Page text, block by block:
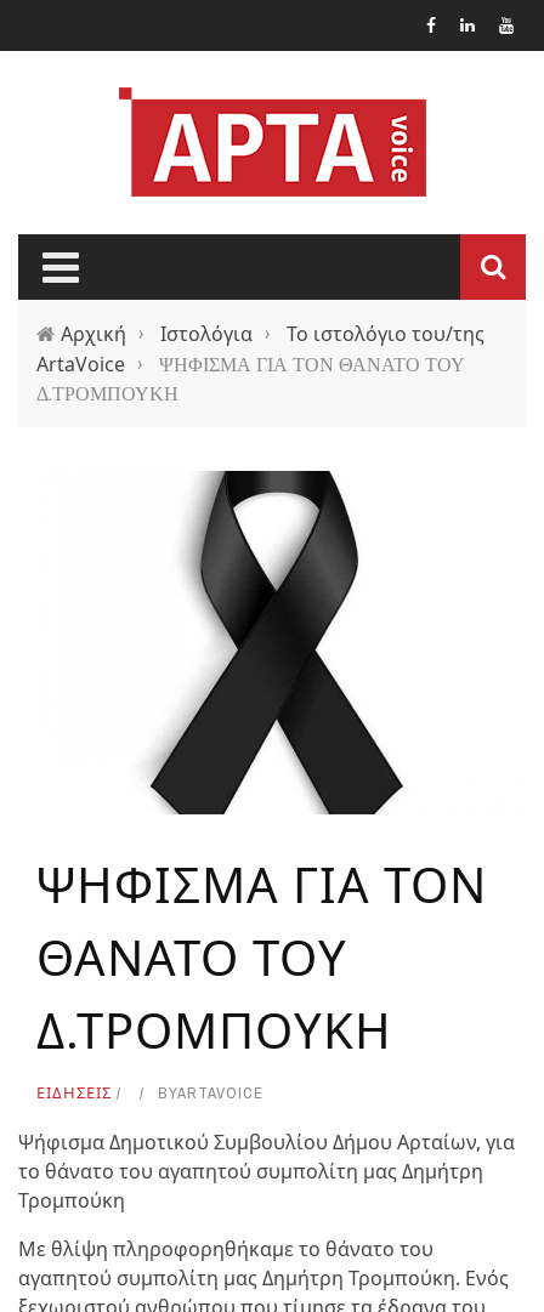
Αρχική › Ιστολόγια ›
Το ιστολόγιο του/της
ArtaVoice ›
ΨΗΦΙΣΜΑ ΓΙΑ ΤΟΝ ΘΑΝΑΤΟ ΤΟΥ
Δ.ΤΡΟΜΠΟΥΚΗ
ΨΗΦΙΣΜΑ ΓΙΑ ΤΟΝ
ΘΑΝΑΤΟ ΤΟΥ
Δ.ΤΡΟΜΠΟΥΚΗ
ΕΙΔΗΣΕΙΣ BYARTAVOICE
Ψήφισμα Δημοτικού Συμβουλίου Δήμου Αρταίων, για
το θάνατο του αγαπητού συμπολίτη μας Δημήτρη
Τρομπούκη
Με θλίψη πληροφορηθήκαμε το θάνατο του
αγαπητού συμπολίτη μας Δημήτρη Τρομπούκη. Ενός